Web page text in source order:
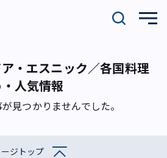
・エスニック／各国料理
人気情報
見つかりませんでした。
ジトップ